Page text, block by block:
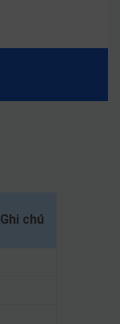
Ghi chú